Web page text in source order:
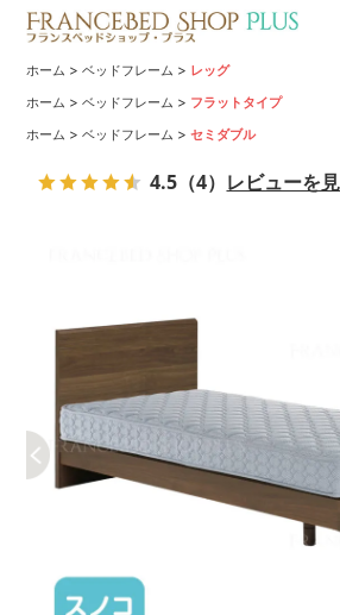
ホーム >ベッドフレーム > レッグ
ホーム >ベッドフレーム > フラットタイプ
ホーム >ベッドフレーム >セミダブル
4.5 （4） レビューを